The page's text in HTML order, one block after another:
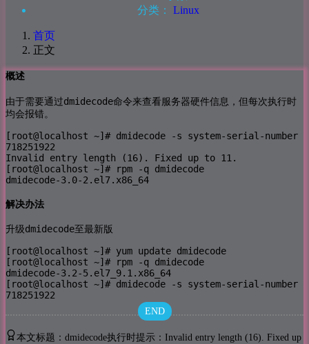
分类：
Linux
首页
正文
概述
由于需要通过dmidecode命令来查看服务器硬件信息，但每次执行时
均会报错。
[root@localhost ~]# dmidecode -s system-serial-number
718251922
Invalid entry length (16). Fixed up to 11.
[root@localhost ~]# rpm -q dmidecode
dmidecode-3.0-2.el7.x86_64
解决办法
升级dmidecode至最新版
[root@localhost ~]# yum update dmidecode
[root@localhost ~]# rpm -q dmidecode
dmidecode-3.2-5.el7_9.1.x86_64
[root@localhost ~]# dmidecode -s system-serial-number
718251922
END
本文标题：dmidecode执行时提示：Invalid entry length (16). Fixed up